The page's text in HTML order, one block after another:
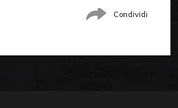
Condividi